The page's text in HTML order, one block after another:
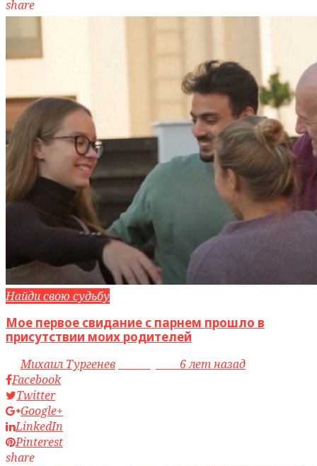
share
Найди свою судьбу
Мое первое свидание с парнем прошло в
присутствии моих родителей
byМихаил Тургенев
6 лет назад
Facebook
Twitter
Google+
LinkedIn
Pinterest
share